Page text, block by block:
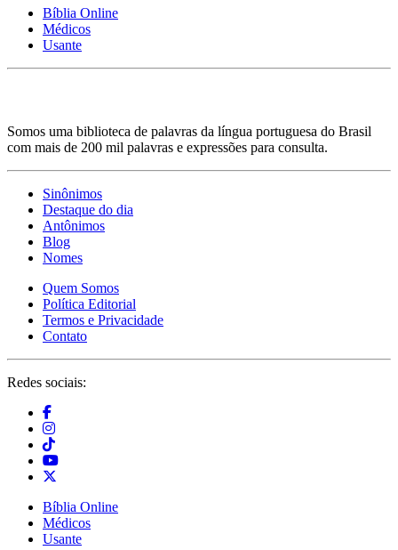
Bíblia Online
Médicos
Usante
Somos uma biblioteca de palavras da língua portuguesa do Brasil
com mais de 200 mil palavras e expressões para consulta.
Sinônimos
Destaque do dia
Antônimos
Blog
Nomes
Quem Somos
Política Editorial
Termos e Privacidade
Contato
Redes sociais:
Bíblia Online
Médicos
Usante